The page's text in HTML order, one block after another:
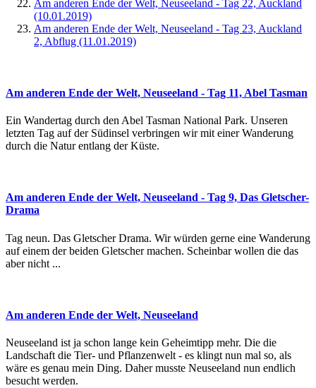
Am anderen Ende der Welt, Neuseeland - Tag 22, Auckland
(10.01.2019)
Am anderen Ende der Welt, Neuseeland - Tag 23, Auckland
2, Abflug (11.01.2019)
Am anderen Ende der Welt, Neuseeland - Tag 11, Abel Tasman
Ein Wandertag durch den Abel Tasman National Park. Unseren
letzten Tag auf der Südinsel verbringen wir mit einer Wanderung
durch die Natur entlang der Küste.
Am anderen Ende der Welt, Neuseeland - Tag 9, Das Gletscher-
Drama
Tag neun. Das Gletscher Drama. Wir würden gerne eine Wanderung
auf einem der beiden Gletscher machen. Scheinbar wollen die das
aber nicht ...
Am anderen Ende der Welt, Neuseeland
Neuseeland ist ja schon lange kein Geheimtipp mehr. Die die
Landschaft die Tier- und Pflanzenwelt - es klingt nun mal so, als
wäre es genau mein Ding. Daher musste Neuseeland nun endlich
besucht werden.